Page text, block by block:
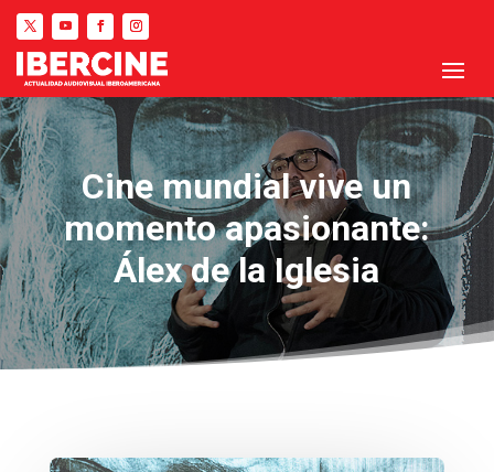
Cine mundial vive un
momento apasionante:
Álex de la Iglesia